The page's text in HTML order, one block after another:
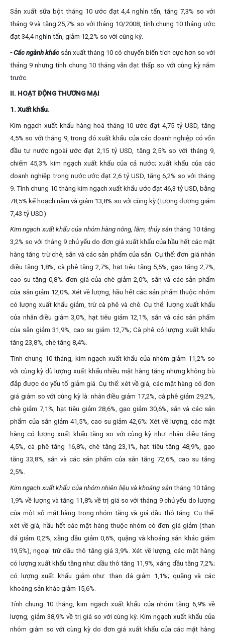
Sản xuất sữa bột tháng 10 ước đạt 4,4 nghìn tấn, tăng 7,3% so với
tháng 9 và tăng 25,7% so với tháng 10/2008, tính chung 10 tháng ước
đạt 34,4 nghìn tấn, giảm 12,2% so với cùng kỳ.
- Các ngành khác sản xuất tháng 10 có chuyển biến tích cực hơn so với
tháng 9 nhưng tính chung 10 tháng vẫn đạt thấp so với cùng kỳ năm
trước.
II. HOẠT ĐỘNG THƯƠNG MẠI
1. Xuất khẩu.
Kim ngạch xuất khẩu hàng hoá tháng 10 ước đạt 4,75 tỷ USD, tăng
4,5% so với tháng 9, trong đó xuất khẩu của các doanh nghiệp có vốn
đầu tư nước ngoài ước đạt 2,15 tỷ USD, tăng 2,5% so với tháng 9,
chiếm 45,3% kim ngạch xuất khẩu của cả nước; xuất khẩu của các
doanh nghiệp trong nước ước đạt 2,6 tỷ USD, tăng 6,2% so với tháng
9. Tính chung 10 tháng kim ngạch xuất khẩu ước đạt 46,3 tỷ USD, bằng
78,5% kế hoạch năm và giảm 13,8% so với cùng kỳ (tương đương giảm
7,43 tỷ USD)
Kim ngạch xuất khẩu của nhóm hàng nông, lâm, thủy sản tháng 10 tăng
3,2% so với tháng 9 chủ yếu do đơn giá xuất khẩu của hầu hết các mặt
hàng tăng trừ chè, sắn và các sản phẩm của sắn. Cụ thể: đơn giá nhân
điều tăng 1,8%, cà phê tăng 2,7%, hạt tiêu tăng 5,5%, gạo tăng 2,7%,
cao su tăng 0,8%; đơn giá của chè giảm 2,0%, sắn và các sản phẩm
của sắn giảm 12,0%; Xét về lượng, hầu hết các sản phẩm thuộc nhóm
có lượng xuất khẩu giảm, trừ cà phê và chè. Cụ thể: lượng xuất khẩu
của nhân điều giảm 3,0%, hạt tiêu giảm 12,1%, sắn và các sản phẩm
của sắn giảm 31,9%, cao su giảm 12,7%; Cà phê có lượng xuất khẩu
tăng 23,8%, chè tăng 8,4%.
Tính chung 10 tháng, kim ngạch xuất khẩu của nhóm giảm 11,2% so
với cùng kỳ dù lượng xuất khẩu nhiều mặt hàng tăng nhưng không bù
đắp được do yếu tố giảm giá. Cụ thể: xét về giá, các mặt hàng có đơn
giá giảm so với cùng kỳ là: nhân điều giảm 17,2%, cà phê giảm 29,2%,
chè giảm 7,1%, hạt tiêu giảm 28,6%, gạo giảm 30,6%, sắn và các sản
phẩm của sắn giảm 41,5%, cao su giảm 42,6%; Xét về lượng, các mặt
hàng có lượng xuất khẩu tăng so với cùng kỳ như: nhân điều tăng
4,5%, cà phê tăng 16,8%, chè tăng 23,1%, hạt tiêu tăng 48,9%, gạo
tăng 33,8%, sắn và các sản phẩm của sắn tăng 72,6%, cao su tăng
2,5%.
Kim ngạch xuất khẩu của nhóm nhiên liệu và khoáng sảntháng 10 tăng
1,9% về lượng và tăng 11,8% về trị giá so với tháng 9 chủ yếu do lượng
của một số mặt hàng trong nhóm tăng và giá dầu thô tăng. Cụ thể:
xét về giá, hầu hết các mặt hàng thuộc nhóm có đơn giá giảm (than
đá giảm 0,2%, xăng dầu giảm 0,6%, quặng và khoáng sản khác giảm
19,5%), ngoại trừ dầu thô tăng giá 3,9%. Xét về lượng, các mặt hàng
có lượng xuất khẩu tăng như: dầu thô tăng 11,9%, xăng dầu tăng 7,2%;
có lượng xuất khẩu giảm như: than đá giảm 1,1%; quặng và các
khoáng sản khác giảm 15,6%.
Tính chung 10 tháng, kim ngạch xuất khẩu của nhóm tăng 6,9% về
lượng, giảm 38,9% về trị giá so với cùng kỳ. Kim ngạch xuất khẩu của
nhóm giảm so với cùng kỳ do đơn giá xuất khẩu của các mặt hàng